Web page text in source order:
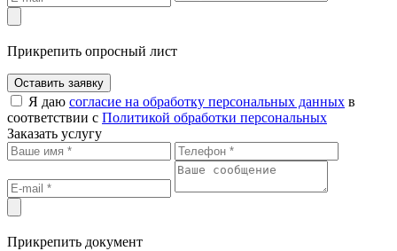
Прикрепить опросный лист
Оставить заявку
Я даю согласие на обработку персональных данных в
соответствии с Политикой обработки персональных
Заказать услугу
Прикрепить документ